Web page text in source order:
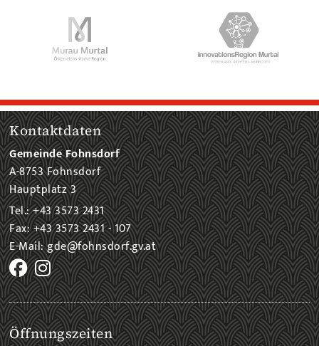
Kontaktdaten
Gemeinde Fohnsdorf
A-8753 Fohnsdorf
Hauptplatz 3
Tel.: +43 3573 2431
Fax: +43 3573 2431 - 107
E-Mail: gde@fohnsdorf.gv.at
Öffnungszeiten